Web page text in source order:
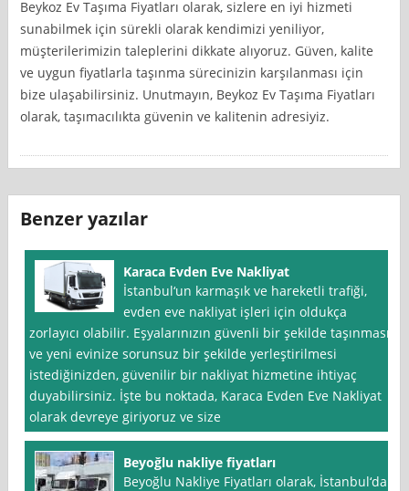
Beykoz Ev Taşıma Fiyatları olarak, sizlere en iyi hizmeti
sunabilmek için sürekli olarak kendimizi yeniliyor,
müşterilerimizin taleplerini dikkate alıyoruz. Güven, kalite
ve uygun fiyatlarla taşınma sürecinizin karşılanması için
bize ulaşabilirsiniz. Unutmayın, Beykoz Ev Taşıma Fiyatları
olarak, taşımacılıkta güvenin ve kalitenin adresiyiz.
Benzer yazılar
Karaca Evden Eve Nakliyat
İstanbul‘un karmaşık ve hareketli trafiği,
evden eve nakliyat işleri için oldukça
zorlayıcı olabilir. Eşyalarınızın güvenli bir şekilde taşınması
ve yeni evinize sorunsuz bir şekilde yerleştirilmesi
istediğinizden, güvenilir bir nakliyat hizmetine ihtiyaç
duyabilirsiniz. İşte bu noktada, Karaca Evden Eve Nakliyat
olarak devreye giriyoruz ve size
Beyoğlu nakliye fiyatları
Beyoğlu Nakliye Fiyatları olarak, İstanbul‘da